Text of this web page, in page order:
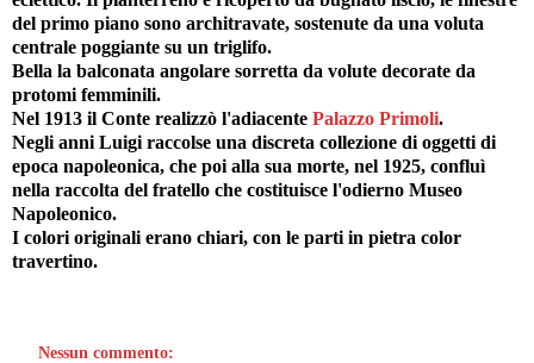
del primo piano sono architravate, sostenute da una voluta
centrale poggiante su un triglifo.
Bella la balconata angolare sorretta da volute decorate da
protomi femminili.
Nel 1913 il Conte realizzò l'adiacente Palazzo Primoli.
Negli anni Luigi raccolse una discreta collezione di oggetti di
epoca napoleonica, che poi alla sua morte, nel 1925, confluì
nella raccolta del fratello che costituisce l'odierno Museo
Napoleonico.
I colori originali erano chiari, con le parti in pietra color
travertino.
Nessun commento: